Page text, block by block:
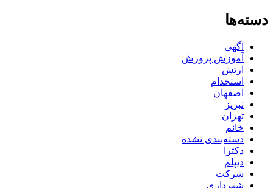
دسته‌ها
آگهی
آموزش پرورش
ارتش
استخدام
اصفهان
تبریز
تهران
خانم
دسته‌بندی نشده
دکترا
دیپلم
شرکت
شهرداری